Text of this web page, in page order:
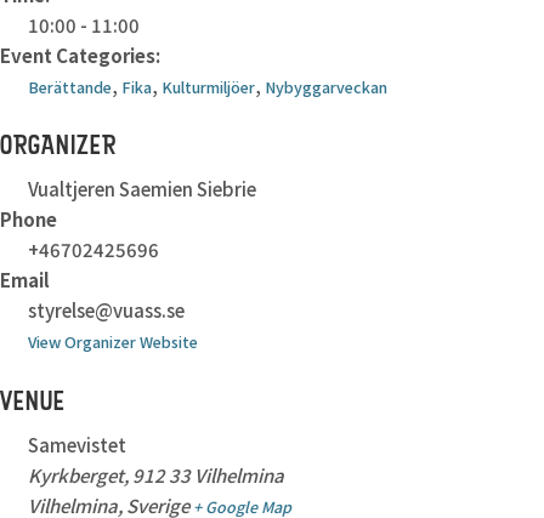
10:00 - 11:00
Event Categories:
Berättande, Fika, Kulturmiljöer, Nybyggarveckan
ORGANIZER
Vualtjeren Saemien Siebrie
Phone
+46702425696
Email
styrelse@vuass.se
View Organizer Website
VENUE
Samevistet
Kyrkberget, 912 33 Vilhelmina
Vilhelmina, Sverige + Google Map